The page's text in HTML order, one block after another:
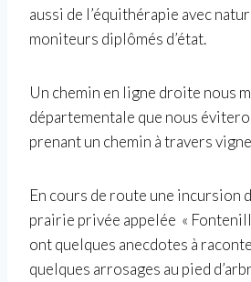
aussi de l’équithérapie avec
moniteurs diplômés d’état.
Un chemin en ligne droite nous
départementale que nous
prenant un chemin à travers
En cours de route une incursion
prairie privée appelée «
ont quelques anecdotes à
quelques arrosages au pied